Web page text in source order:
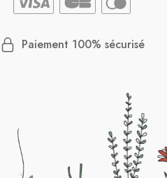
Paiement 100% sécurisé